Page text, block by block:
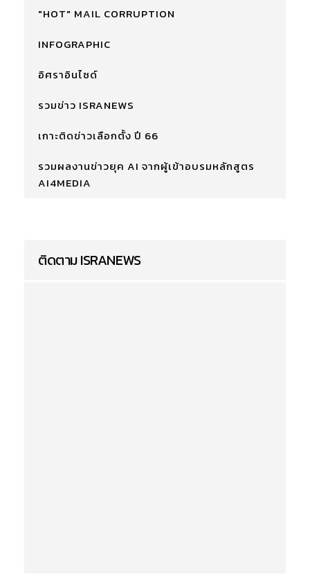
"HOT" MAIL CORRUPTION
INFOGRAPHIC
อิศราอินไซด์
รวมข่าว ISRANEWS
เกาะติดข่าวเลือกตั้ง ปี 66
รวมผลงานข่าวยุค AI จากผู้เข้าอบรมหลักสูตร
AI4MEDIA
ติดตาม ISRANEWS